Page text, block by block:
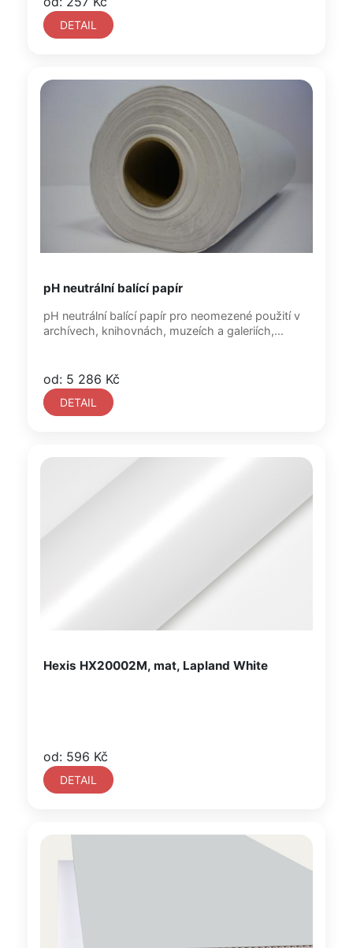
DETAIL
pH neutrální balící papír
pH neutrální balící papír pro neomezené použití v
archívech, knihovnách, muzeích a galeriích,...
od: 5 286 Kč
DETAIL
Hexis HX20002M, mat, Lapland White
od: 596 Kč
DETAIL